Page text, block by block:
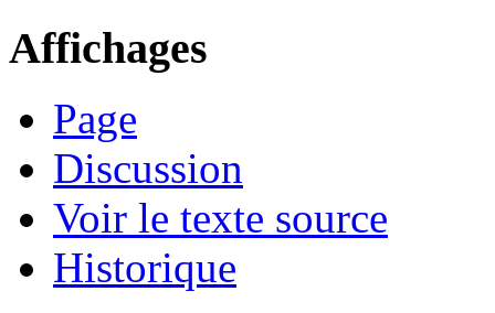
Affichages
Page
Discussion
Voir le texte source
Historique